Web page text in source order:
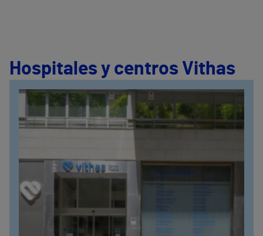
Hospitales y centros Vithas